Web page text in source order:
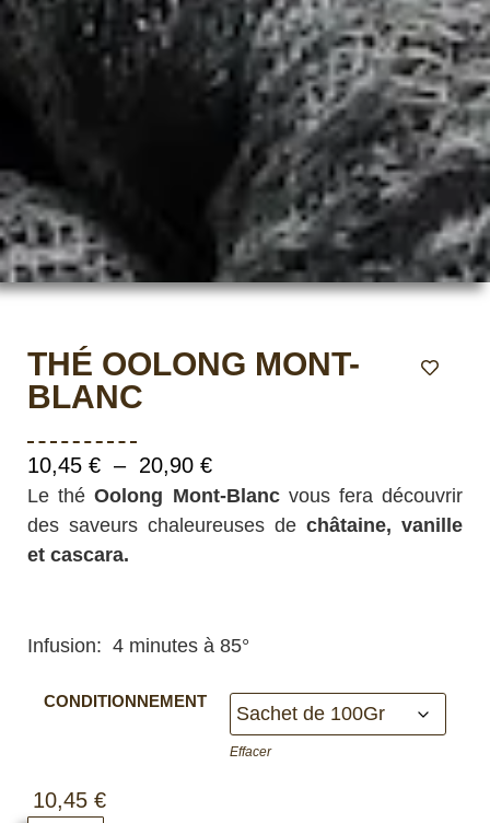
THÉ OOLONG MONT-
BLANC
10,45 € – 20,90 €
Le théOolong Mont-Blancvous fera découvrir
des saveurs chaleureuses de châtaine, vanille
et cascara.
Infusion: 4 minutes à 85°
CONDITIONNEMENT
Effacer
10,45 €